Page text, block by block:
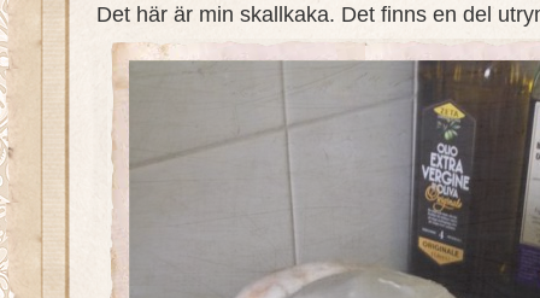
Det här är min skallkaka. Det finns en del